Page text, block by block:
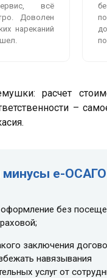
всё
Доволен
нареканий
расчет
–
e-
без
заключения
навязывания
услуг от